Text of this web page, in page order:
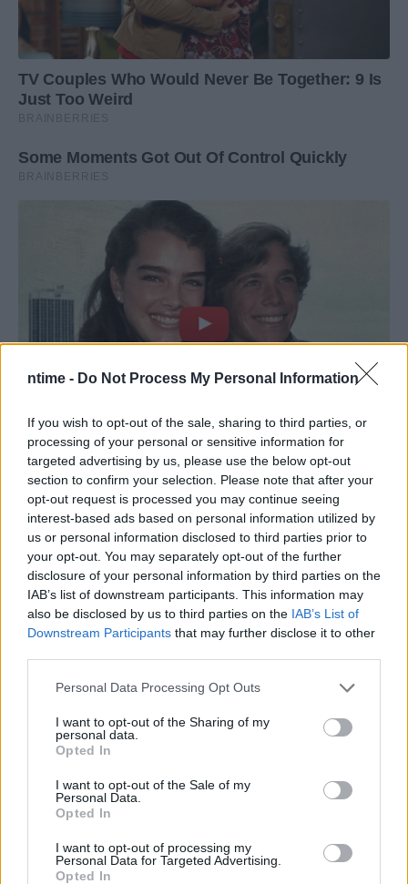
ntime - Do Not Process My Personal Information
If you wish to opt-out of the sale, sharing to third parties, or
processing of your personal or sensitive information for
targeted advertising by us, please use the below opt-out
section to confirm your selection. Please note that after your
opt-out request is processed you may continue seeing
interest-based ads based on personal information utilized by
us or personal information disclosed to third parties prior to
your opt-out. You may separately opt-out of the further
disclosure of your personal information by third parties on the
IAB’s list of downstream participants. This information may
also be disclosed by us to third parties on the IAB’s List of
Downstream Participants that may further disclose it to other
Personal Data Processing Opt Outs
I want to opt-out of the Sharing of my
personal data.
Opted In
I want to opt-out of the Sale of my
Personal Data.
Opted In
I want to opt-out of processing my
Personal Data for Targeted Advertising.
Opted In